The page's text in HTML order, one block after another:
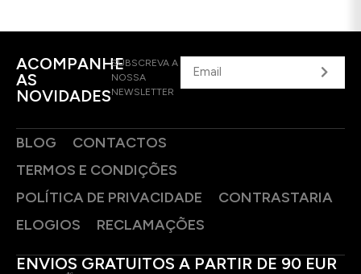
ACOMPANHE
AS
NOVIDADES
SUBSCREVA A
NOSSA
NEWSLETTER
BLOG
CONTACTOS
TERMOS E CONDIÇÕES
POLÍTICA DE PRIVACIDADE
CONTRASTARIA
ELOGIOS
RECLAMAÇÕES
ENVIOS GRATUITOS A PARTIR DE 90 EUR